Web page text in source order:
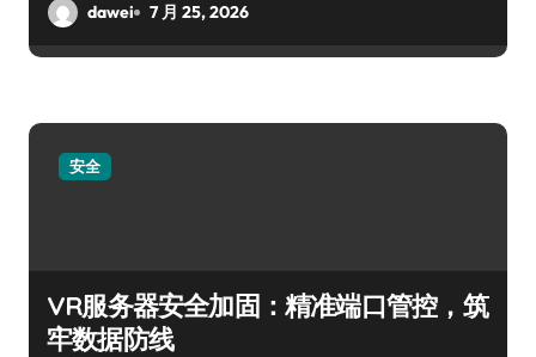
dawei 7 月 25, 2026
安全
VR服务器安全加固：精准端口管控，筑
牢数据防线